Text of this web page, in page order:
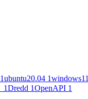
1ubuntu20.04 1windows11
1Dredd 1OpenAPI 1